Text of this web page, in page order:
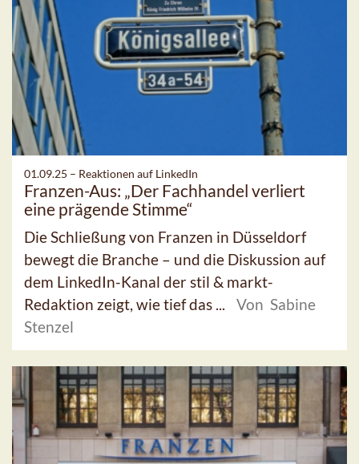
01.09.25 – Reaktionen auf LinkedIn
Franzen-Aus: „Der Fachhandel verliert
eine prägende Stimme“
Die Schließung von Franzen in Düsseldorf
bewegt die Branche – und die Diskussion auf
dem LinkedIn-Kanal der stil & markt-
Redaktion zeigt, wie tief das ...
Von Sabine
Stenzel